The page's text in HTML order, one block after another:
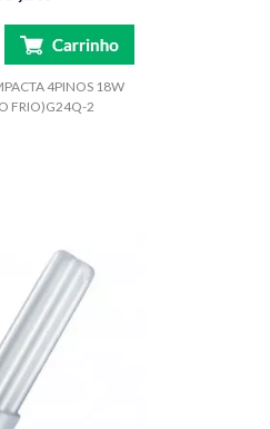
4PINOS 18W
FRIO)G24Q-2